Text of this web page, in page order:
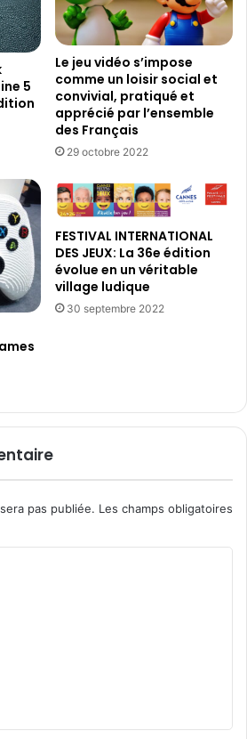
5
Le jeu vidéo s’impose
comme un loisir social et
convivial, pratiqué et
apprécié par l’ensemble
des Français
29 octobre 2022
FESTIVAL INTERNATIONAL
DES JEUX: La 36e édition
évolue en un véritable
village ludique
30 septembre 2022
pas publiée. Les champs obligatoires